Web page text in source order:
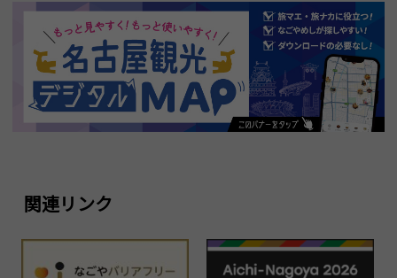
関連リンク